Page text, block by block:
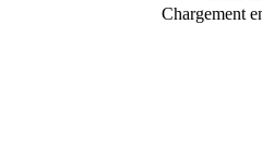
Chargement